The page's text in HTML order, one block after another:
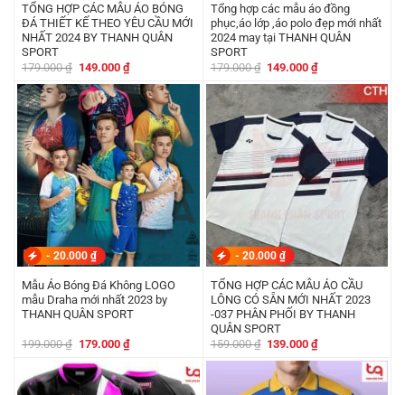
TỔNG HỢP CÁC MẪU ÁO BÓNG
ĐÁ THIẾT KẾ THEO YÊU CẦU MỚI
NHẤT 2024 BY THANH QUÂN
SPORT
179.000₫ Giá
là:
179.000 ₫.
149.000 ₫Giá
hiện
tại
là:
149.000 ₫.
Tổng hợp các mẫu áo đồng
phục,áo lớp ,áo polo đẹp mới nhất
2024 may tại THANH QUÂN
SPORT
179.000₫ Giá
là:
179.000 ₫.
149.000₫Giá
tại
là:
149.000 ₫.
- 20.000 ₫
Mẫu Áo Bóng Đá Không LOGO
mẫu Draha mới nhất 2023 by
THANH QUÂN SPORT
199.000₫ Giá
là:
199.000 ₫.
179.000 ₫Giá
hiện
là:
179.000 ₫.
- 20.000 ₫
TỔNG HỢP CÁC MẪU ÁO CẦU
LÔNG CÓ SẴN MỚI NHẤT 2023
-037 PHÂN PHỐI BY THANH
QUÂN SPORT
159.000₫ Giá
là:
159.000 ₫.
139.000₫Giá
tại
là:
139.000 ₫.